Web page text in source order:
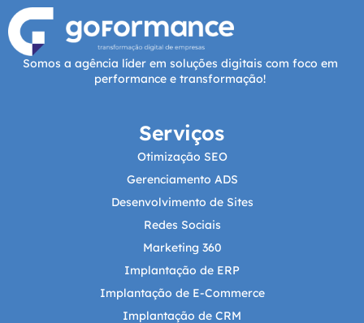
Somos a agência líder em soluções digitais com foco em
performance e transformação!
Serviços
Otimização SEO
Gerenciamento ADS
Desenvolvimento de Sites
Redes Sociais
Marketing 360
Implantação de ERP
Implantação de E-Commerce
Implantação de CRM